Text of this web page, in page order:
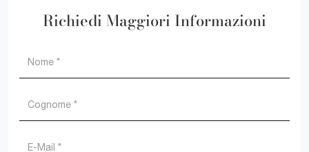
Richiedi Maggiori Informazioni